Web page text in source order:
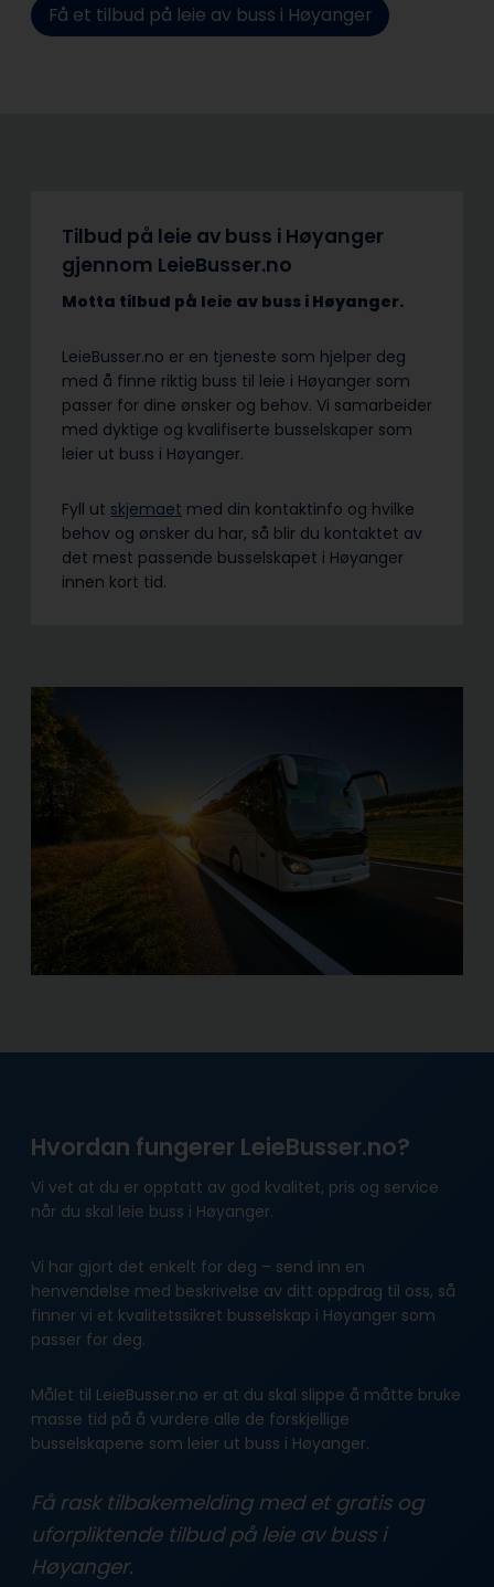
Få et tilbud på leie av buss i Høyanger
Tilbud på leie av buss i Høyanger
gjennom LeieBusser.no
Motta tilbud på leie av buss i Høyanger.
LeieBusser.no er en tjeneste som hjelper deg
med å finne riktig buss til leie i Høyanger som
passer for dine ønsker og behov. Vi samarbeider
med dyktige og kvalifiserte busselskaper som
leier ut buss i Høyanger.
Fyll ut skjemaet med din kontaktinfo og hvilke
behov og ønsker du har, så blir du kontaktet av
det mest passende busselskapet i Høyanger
innen kort tid.
Hvordan fungerer LeieBusser.no?
Vi vet at du er opptatt av god kvalitet, pris og service
når du skal leie buss i Høyanger.
Vi har gjort det enkelt for deg – send inn en
henvendelse med beskrivelse av ditt oppdrag til oss, så
finner vi et kvalitetssikret busselskap i Høyanger som
passer for deg.
Målet til LeieBusser.no er at du skal slippe å måtte bruke
masse tid på å vurdere alle de forskjellige
busselskapene som leier ut buss i Høyanger.
Få rask tilbakemelding med et gratis og
uforpliktende tilbud på leie av buss i
Høyanger.